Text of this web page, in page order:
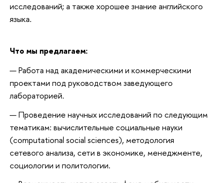
исследований; а также хорошее знание английского
языка.
Что мы предлагаем:
Работа над академическими и коммерческими
проектами под руководством заведующего
лабораторией.
Проведение научных исследований по следующим
тематикам: вычислительные социальные науки
(computational social sciences), методология
сетевого анализа, сети в экономике, менеджменте,
социологии и политологии.